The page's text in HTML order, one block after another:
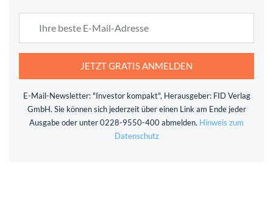
JETZT GRATIS ANMELDEN
E-Mail-Newsletter: "Investor kompakt", Herausgeber: FID Verlag
GmbH. Sie können sich jederzeit über einen Link am Ende jeder
Ausgabe oder unter 0228-9550-400 abmelden. Hinweis zum
Datenschutz